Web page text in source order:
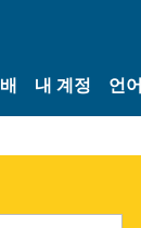
배 내 계정 언어